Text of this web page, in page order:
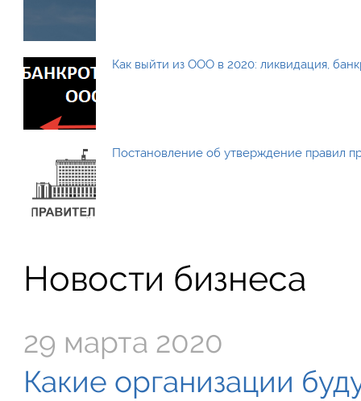
Как выйти из ООО в 2020: ликвидация,
Постановление об утверждение правил
Новости бизнеса
29 марта 2020
Какие организации